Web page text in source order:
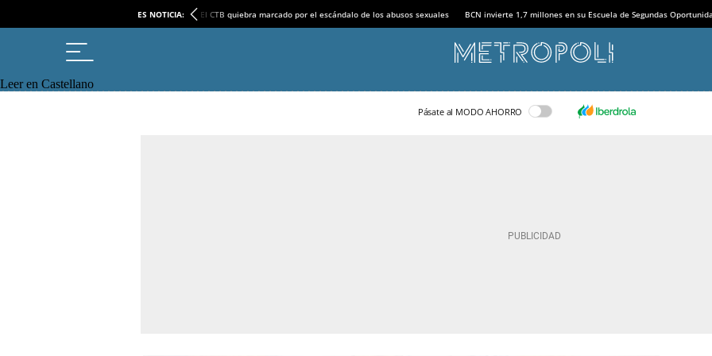
ES NOTICIA: El CTB quiebra marcado por el escándalo de los abusos sexuales BCN invierte 1,7 millones en su Escuela de Segundas
Leer en Castellano
Pásate al MODO AHORRO